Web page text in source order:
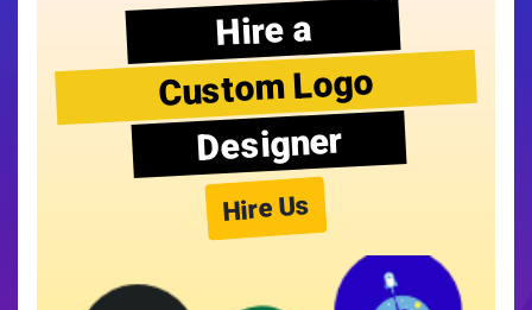
Hire a
Custom Logo
Designer
Hire Us